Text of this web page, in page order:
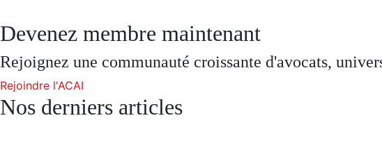
Devenez membre maintenant
Rejoignez une communauté croissante d'avocats,
Rejoindre l'ACAI
Nos derniers articles